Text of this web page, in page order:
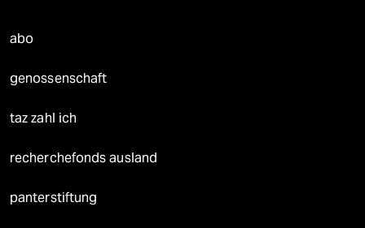
abo
genossenschaft
taz zahl ich
recherchefonds ausland
panterstiftung